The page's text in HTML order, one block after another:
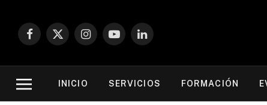
Facebook
X
InstagramYouTubeLinkedIn
INICIO SERVICIOS FORMACIÓN